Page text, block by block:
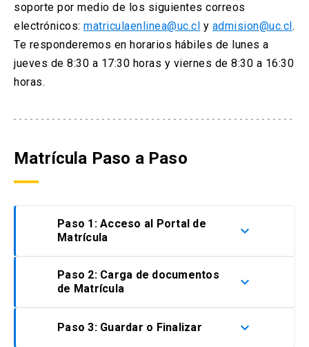
soporte por medio de los siguientes correos
electrónicos: matriculaenlinea@uc.cl y admision@uc.cl .
Te responderemos en horarios hábiles de lunes a
jueves de 8:30 a 17:30 horas y viernes de 8:30 a 16:30
horas.
Matrícula Paso a Paso
Paso 1: Acceso al Portal de
Matrícula
keyboard_arrow_down
Deberás ingresar alportal de matrícula
donde podrás descargar, llenar y firmar sin
Paso 2: Carga de documentos
de Matrícula
keyboard_arrow_down
Deberás subir la documentación en la
Paso 3: Guardar o Finalizar keyboard_arrow_down